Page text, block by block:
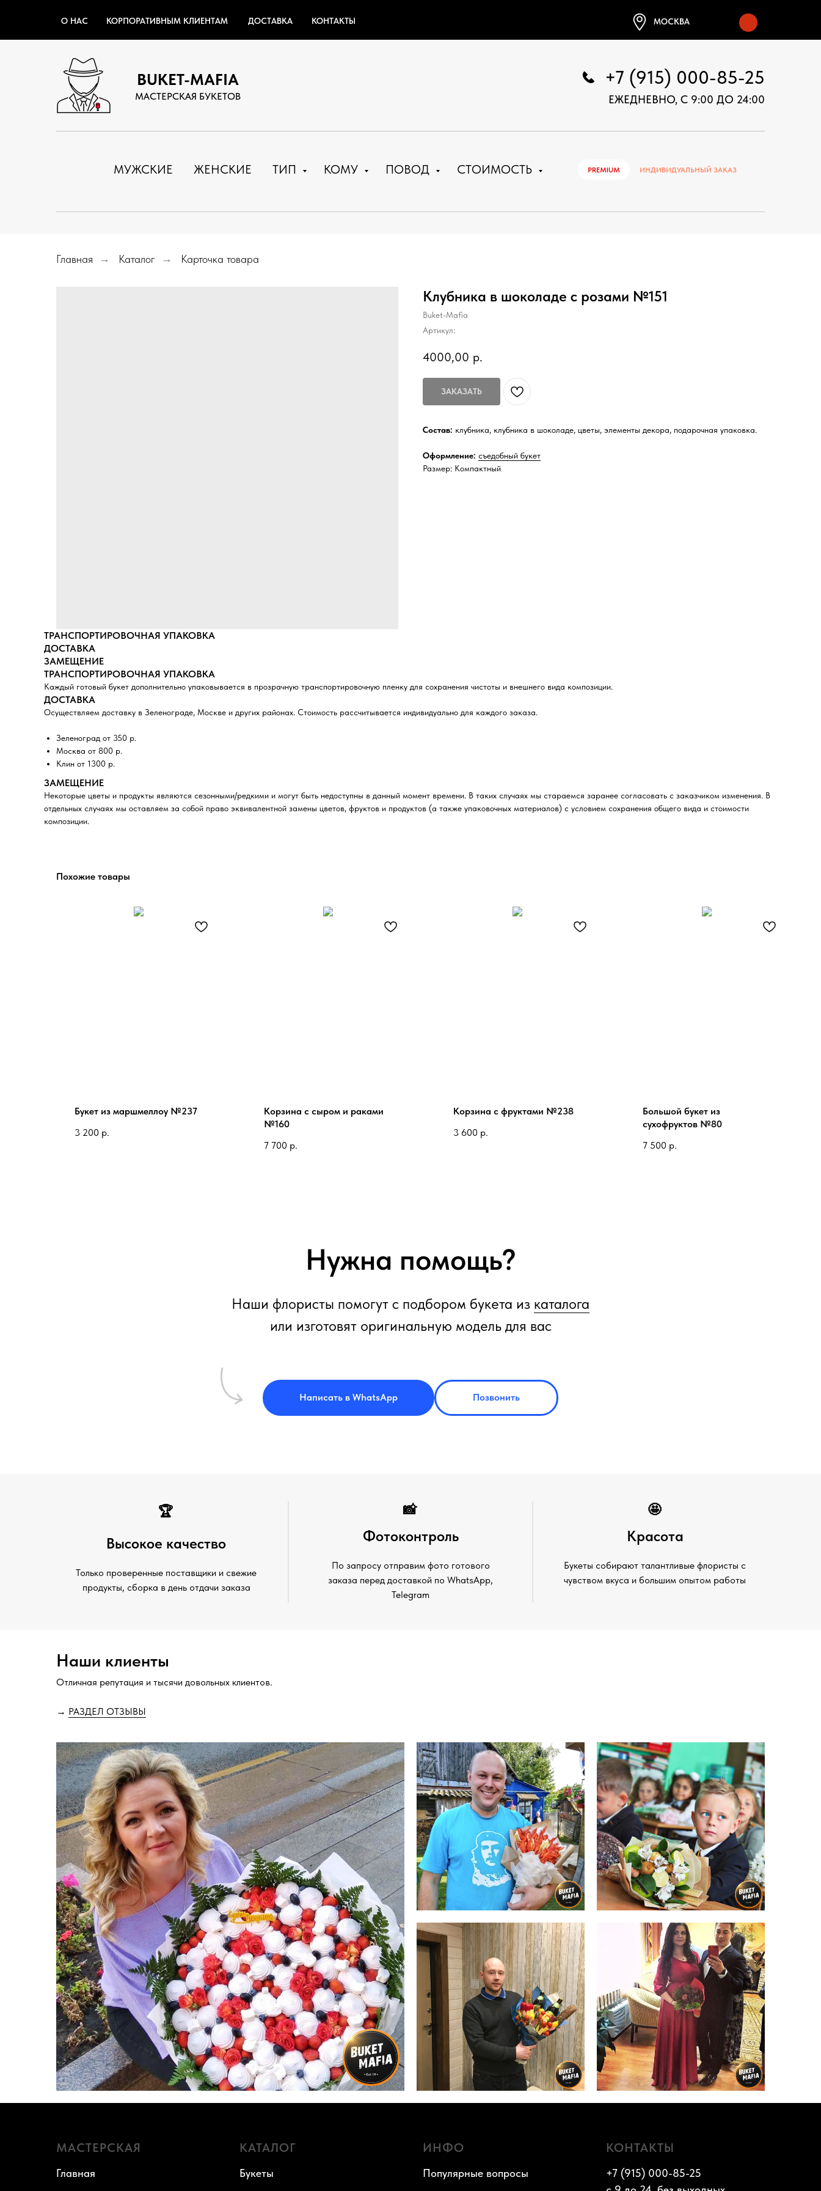
МОСКВА
О НАС КОРПОРАТИВНЫМ КЛИЕНТАМ ДОСТАВКА КОНТАКТЫ
BUKET-MAFIA
МАСТЕРСКАЯ БУКЕТОВ
+7 (915) 000-85-25
ЕЖЕДНЕВНО, С 9:00 ДО 24:00
МУЖСКИЕ ЖЕНСКИЕ ТИП КОМУ ПОВОД СТОИМОСТЬ PREMIUM ИНДИВИДУАЛЬНЫЙ ЗАКАЗ
Главная → Каталог → Карточка товара
Клубника в шоколаде с розами №151
Buket-Mafia
Артикул:
4000,00 р.
ЗАКАЗАТЬ
Состав: клубника, клубника в шоколаде, цветы, элементы декора, подарочная упаковка.
Оформление: съедобный букет
Размер: Компактный
ТРАНСПОРТИРОВОЧНАЯ УПАКОВКА
ДОСТАВКА
ЗАМЕЩЕНИЕ
ТРАНСПОРТИРОВОЧНАЯ УПАКОВКА
Каждый готовый букет дополнительно упаковывается в прозрачную транспортировочную пленку для сохранения чистоты и внешнего вида композиции.
ДОСТАВКА
Осуществляем доставку в Зеленограде, Москве и других районах. Стоимость рассчитывается индивидуально для каждого заказа.
Зеленоград от 350 р.
Москва от 800 р.
Клин от 1300 р.
ЗАМЕЩЕНИЕ
Некоторые цветы и продукты являются сезонными/редкими и могут быть недоступны в данный момент времени. В таких случаях мы стараемся заранее согласовать с заказчиком изменения. В
отдельных случаях мы оставляем за собой право эквивалентной замены цветов, фруктов и продуктов (а также упаковочных материалов) с условием сохранения общего вида и стоимости
композиции.
Похожие товары
Букет из маршмеллоу №237
3 200 р.
Корзина с сыром и раками
№160
7 700 р.
Корзина с фруктами №238
3 600 р.
Большой букет из
сухофруктов №80
7 500 р.
Нужна помощь?
Наши флористы помогут с подбором букета из каталога
или изготовят оригинальную модель для вас
Написать в WhatsApp Позвонить
🏆
Высокое качество
Только проверенные поставщики и свежие
продукты, сборка в день отдачи заказа
📸
Фотоконтроль
По запросу отправим фото готового
заказа перед доставкой по WhatsApp,
Telegram
🤩
Красота
Букеты собирают талантливые флористы с
чувством вкуса и большим опытом работы
Наши клиенты
Отличная репутация и тысячи довольных клиентов.
→ РАЗДЕЛ ОТЗЫВЫ
МАСТЕРСКАЯ
Главная
КАТАЛОГ
Букеты
ИНФО
Популярные вопросы
КОНТАКТЫ
+7 (915) 000-85-25